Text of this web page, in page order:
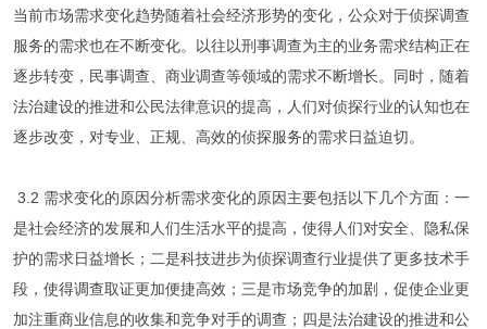
当前市场需求变化趋势随着社会经济形势的变化，公众对于侦探调查
服务的需求也在不断变化。以往以刑事调查为主的业务需求结构正在
逐步转变，民事调查、商业调查等领域的需求不断增长。同时，随着
法治建设的推进和公民法律意识的提高，人们对侦探行业的认知也在
逐步改变，对专业、正规、高效的侦探服务的需求日益迫切。
3.2 需求变化的原因分析需求变化的原因主要包括以下几个方面：一
是社会经济的发展和人们生活水平的提高，使得人们对安全、隐私保
护的需求日益增长；二是科技进步为侦探调查行业提供了更多技术手
段，使得调查取证更加便捷高效；三是市场竞争的加剧，促使企业更
加注重商业信息的收集和竞争对手的调查；四是法治建设的推进和公